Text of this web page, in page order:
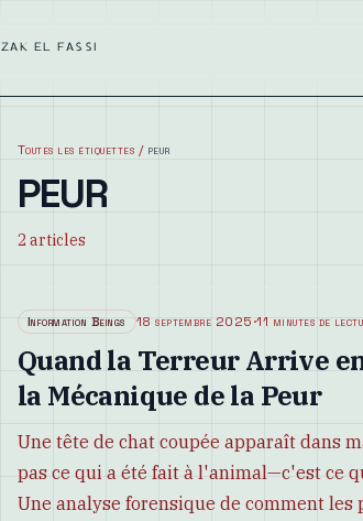
ZAK EL FASSI
Toutes les étiquettes / peur
PEUR
2 articles
Information Beings 18 septembre 2025·11 minutes de
Quand la Terreur Arrive
la Mécanique de la Peur
Une tête de chat coupée apparaît dans
pas ce qui a été fait à l'animal—c'est ce
Une analyse forensique de comment